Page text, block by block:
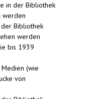
in der Bibliothek
werden
Bibliothek
werden
bis 1939
(wie
von